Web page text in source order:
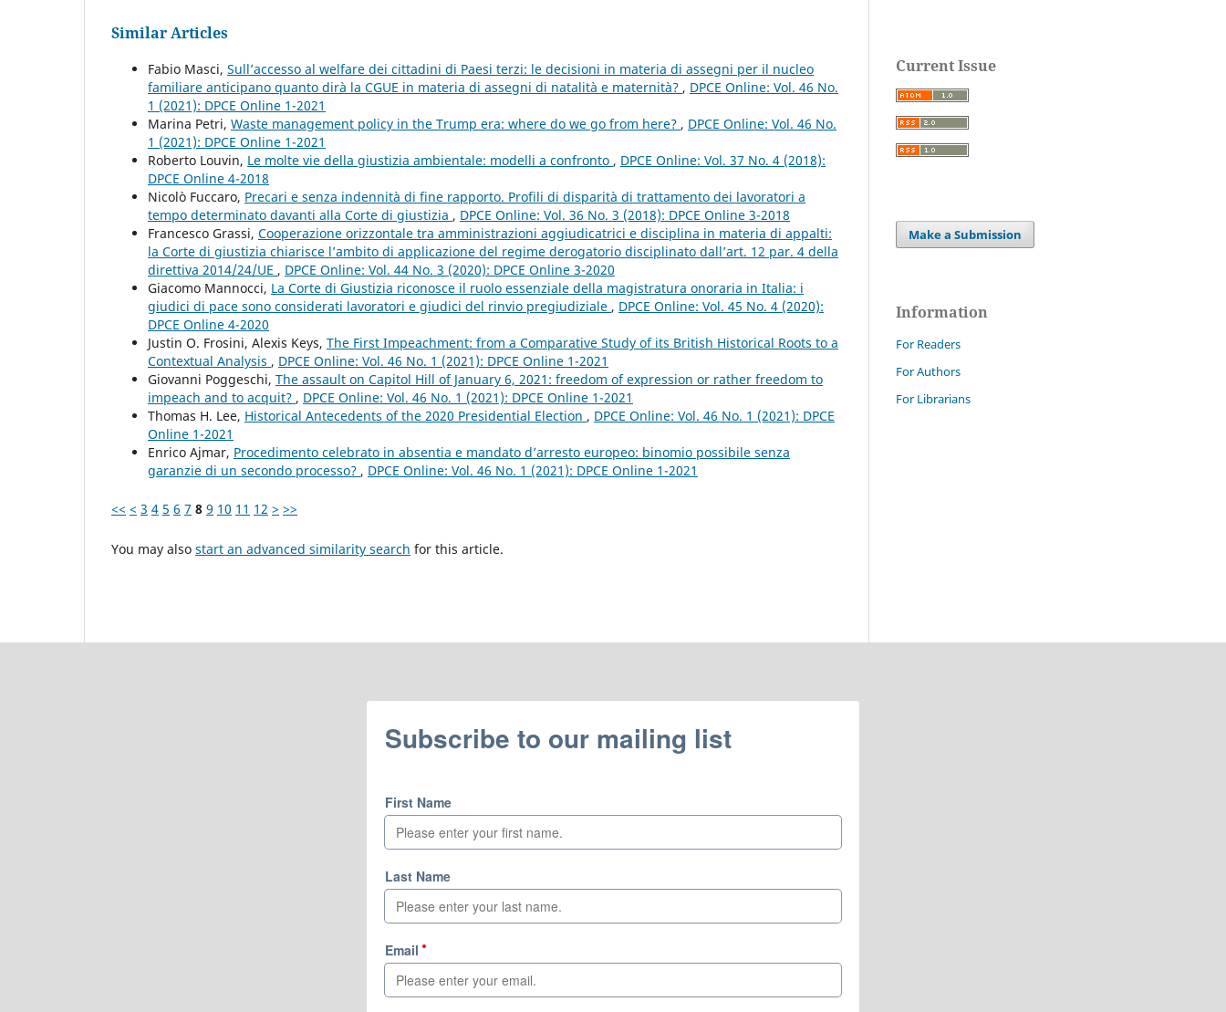
Similar Articles
Fabio Masci, Sull’accesso al welfare dei cittadini di Paesi terzi: le decisioni in materia di assegni per il nucleo
familiare anticipano quanto dirà la CGUE in materia di assegni di natalità e maternità? , DPCE Online: Vol. 46 No.
1 (2021): DPCE Online 1-2021
Marina Petri, Waste management policy in the Trump era: where do we go from here? , DPCE Online: Vol. 46 No.
1 (2021): DPCE Online 1-2021
Roberto Louvin, Le molte vie della giustizia ambientale: modelli a confronto , DPCE Online: Vol. 37 No. 4 (2018):
DPCE Online 4-2018
Nicolò Fuccaro, Precari e senza indennità di fine rapporto. Profili di disparità di trattamento dei lavoratori a
tempo determinato davanti alla Corte di giustizia , DPCE Online: Vol. 36 No. 3 (2018): DPCE Online 3-2018
Francesco Grassi, Cooperazione orizzontale tra amministrazioni aggiudicatrici e disciplina in materia di appalti:
la Corte di giustizia chiarisce l’ambito di applicazione del regime derogatorio disciplinato dall’art. 12 par. 4 della
direttiva 2014/24/UE , DPCE Online: Vol. 44 No. 3 (2020): DPCE Online 3-2020
Giacomo Mannocci, La Corte di Giustizia riconosce il ruolo essenziale della magistratura onoraria in Italia: i
giudici di pace sono considerati lavoratori e giudici del rinvio pregiudiziale , DPCE Online: Vol. 45 No. 4 (2020):
DPCE Online 4-2020
Justin O. Frosini, Alexis Keys, The First Impeachment: from a Comparative Study of its British Historical Roots to a
Contextual Analysis , DPCE Online: Vol. 46 No. 1 (2021): DPCE Online 1-2021
Giovanni Poggeschi, The assault on Capitol Hill of January 6, 2021: freedom of expression or rather freedom to
impeach and to acquit? , DPCE Online: Vol. 46 No. 1 (2021): DPCE Online 1-2021
Thomas H. Lee, Historical Antecedents of the 2020 Presidential Election , DPCE Online: Vol. 46 No. 1 (2021): DPCE
Online 1-2021
Enrico Ajmar, Procedimento celebrato in absentia e mandato d’arresto europeo: binomio possibile senza
garanzie di un secondo processo? , DPCE Online: Vol. 46 No. 1 (2021): DPCE Online 1-2021
<< < 3 4 5 6 7 8 9 10 11 12 > >>
You may also start an advanced similarity search for this article.
Current Issue
Make a Submission
Information
For Readers
For Authors
For Librarians